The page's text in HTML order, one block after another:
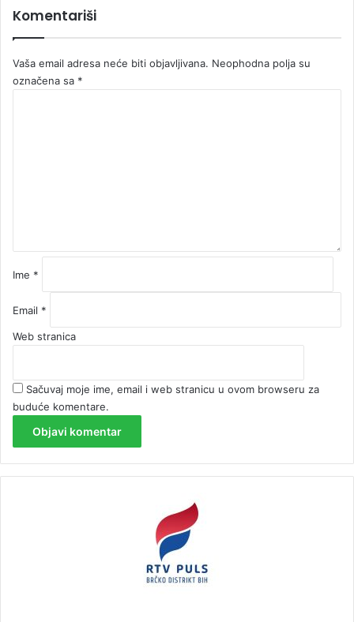
Komentariši
Vaša email adresa neće biti objavljivana. Neophodna polja su
označena sa *
Ime *
Email *
Web stranica
Sačuvaj moje ime, email i web stranicu u ovom browseru za
buduće komentare.